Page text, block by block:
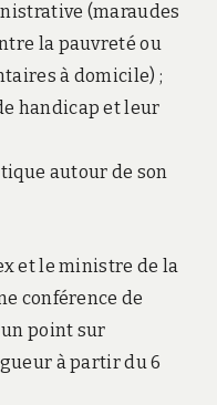
(maraudes
la pauvreté ou
à domicile) ;
handicap et leur
autour de son
et le ministre de la
conférence de
point sur
à partir du 6